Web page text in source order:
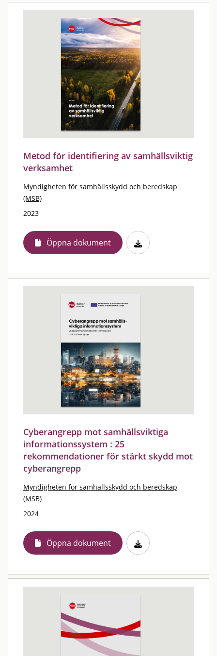
Metod för identifiering av samhällsviktig
verksamhet
Myndigheten för samhällsskydd och beredskap
(MSB)
2023
Öppna dokument
Cyberangrepp mot samhällsviktiga
informationssystem : 25
rekommendationer för stärkt skydd mot
cyberangrepp
Myndigheten för samhällsskydd och beredskap
(MSB)
2024
Öppna dokument